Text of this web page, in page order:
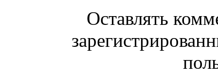
Оставлять